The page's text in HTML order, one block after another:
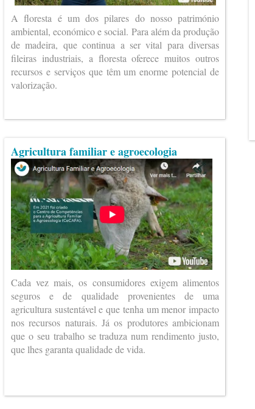
A floresta é um dos pilares do nosso património
ambiental, económico e social. Para além da produção
de madeira, que continua a ser vital para diversas
fileiras industriais, a floresta oferece muitos outros
recursos e serviços que têm um enorme potencial de
valorização.
Agricultura familiar e agroecologia
Cada vez mais, os consumidores exigem alimentos
seguros e de qualidade provenientes de uma
agricultura sustentável e que tenha um menor impacto
nos recursos naturais. Já os produtores ambicionam
que o seu trabalho se traduza num rendimento justo,
que lhes garanta qualidade de vida.